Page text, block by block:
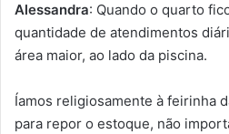
Alessandra: Quando o quarto
quantidade de atendimentos
área maior, ao lado da piscina.
Íamos religiosamente à feirinha
para repor o estoque, não